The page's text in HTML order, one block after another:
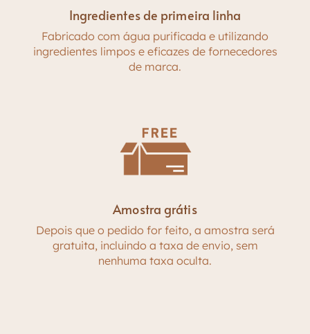
Ingredientes de primeira linha
Fabricado com água purificada e utilizando
ingredientes limpos e eficazes de fornecedores
de marca.
Amostra grátis
Depois que o pedido for feito, a amostra será
gratuita, incluindo a taxa de envio, sem
nenhuma taxa oculta.